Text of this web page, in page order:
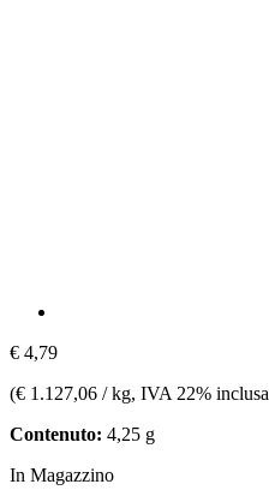
€ 4,79
(€ 1.127,06 / kg, IVA 22% inclusa
Contenuto: 4,25 g
In Magazzino